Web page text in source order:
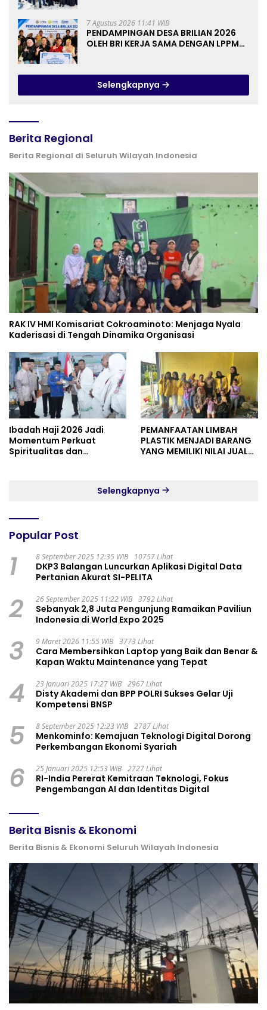
7 Agustus 2026 11:41 WIB
PENDAMPINGAN DESA BRILIAN 2026
OLEH BRI KERJA SAMA DENGAN LPPM
Selengkapnya
Berita Regional
Berita Regional di Seluruh Wilayah Indonesia
RAK IV HMI Komisariat Cokroaminoto: Menjaga Nyala
Kaderisasi di Tengah Dinamika Organisasi
Ibadah Haji 2026 Jadi
Momentum Perkuat
Spiritualitas dan
PEMANFAATAN LIMBAH
PLASTIK MENJADI BARANG
YANG MEMILIKI NILAI JUAL
Selengkapnya
Popular Post
1 8 September 2025 12:35 WIB 10757 Lihat
DKP3 Balangan Luncurkan Aplikasi Digital Data
Pertanian Akurat SI-PELITA
2 26 September 2025 11:22 WIB 3792 Lihat
Sebanyak 2,8 Juta Pengunjung Ramaikan Paviliun
Indonesia di World Expo 2025
3 9 Maret 2026 11:55 WIB 3773 Lihat
Cara Membersihkan Laptop yang Baik dan Benar &
Kapan Waktu Maintenance yang Tepat
4 23 Januari 2025 17:27 WIB 2967 Lihat
Disty Akademi dan BPP POLRI Sukses Gelar Uji
Kompetensi BNSP
5 8 September 2025 12:23 WIB 2787 Lihat
Menkominfo: Kemajuan Teknologi Digital Dorong
Perkembangan Ekonomi Syariah
6 25 Januari 2025 12:53 WIB 2727 Lihat
RI-India Pererat Kemitraan Teknologi, Fokus
Pengembangan AI dan Identitas Digital
Berita Bisnis & Ekonomi
Berita Bisnis & Ekonomi Seluruh Wilayah Indonesia